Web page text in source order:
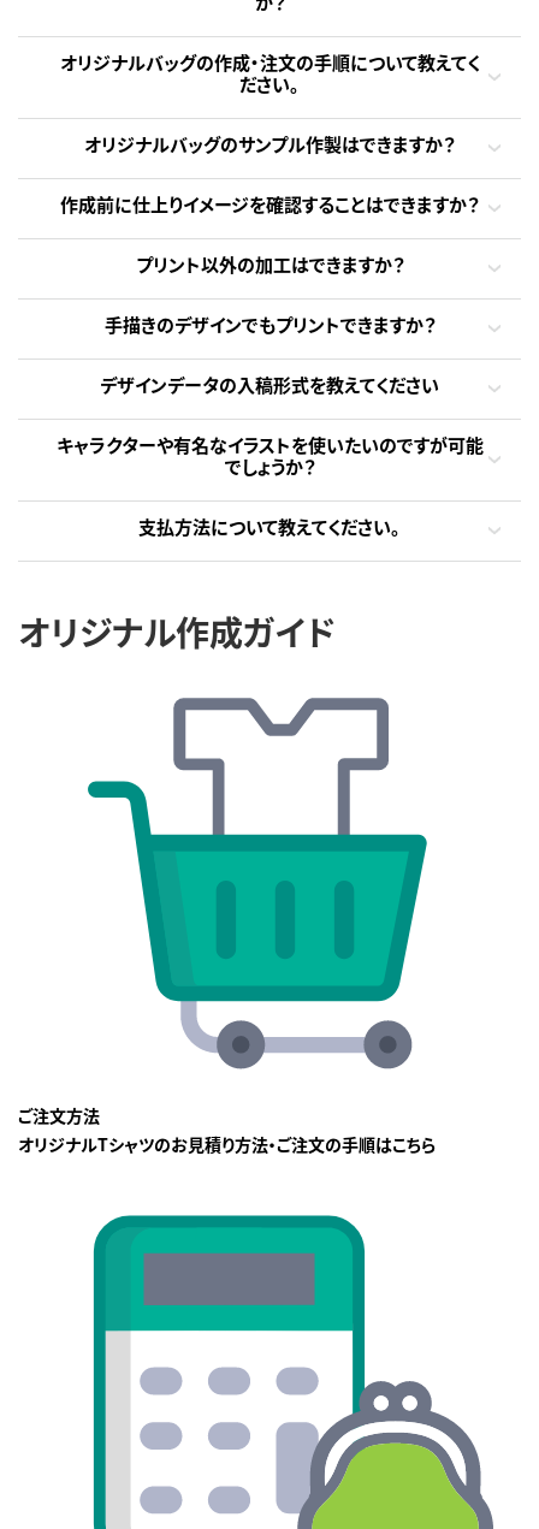
オリジナルバッグの作成・注文の手順について教えてく
ださい。
オリジナルバッグのサンプル作製はできますか？
作成前に仕上りイメージを確認することはできますか？
プリント以外の加工はできますか？
手描きのデザインでもプリントできますか？
デザインデータの入稿形式を教えてください
キャラクターや有名なイラストを使いたいのですが可能
でしょうか？
支払方法について教えてください。
オリジナル作成ガイド
ご注文方法
オリジナルTシャツのお見積り方法・ご注文の手順はこちら